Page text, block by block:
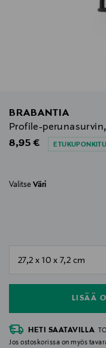
BRABANTIA
Profile-
Original Price
8,95 €
Valitse Väri
LISÄÄ
HETI SAATAVILLA
Jos ostoskorissa on myös